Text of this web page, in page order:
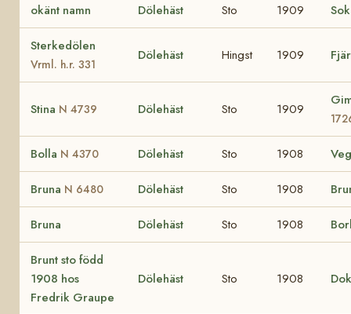
okänt namn Dölehäst Sto 1909
Sterkedölen
Vrml. h.r. 331
Dölehäst Hingst 1909
Stina N 4739 Dölehäst Sto 1909
Bolla N 4370 Dölehäst Sto 1908
Bruna N 6480 Dölehäst Sto 1908
Bruna Dölehäst Sto 1908
Brunt sto född
1908 hos
Fredrik Graupe
Dölehäst Sto 1908